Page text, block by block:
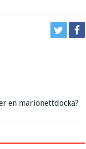
en marionettdocka?